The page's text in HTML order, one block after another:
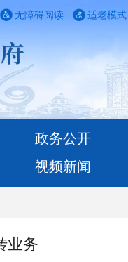
适老模式
无障碍阅读
政务公开
视频新闻
业务